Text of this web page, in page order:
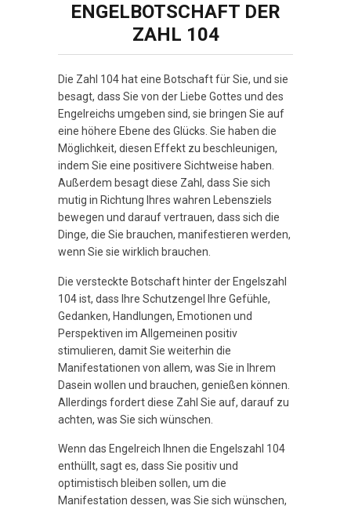
ENGELBOTSCHAFT DER
ZAHL 104
Die Zahl 104 hat eine Botschaft für Sie, und sie
besagt, dass Sie von der Liebe Gottes und des
Engelreichs umgeben sind, sie bringen Sie auf
eine höhere Ebene des Glücks. Sie haben die
Möglichkeit, diesen Effekt zu beschleunigen,
indem Sie eine positivere Sichtweise haben.
Außerdem besagt diese Zahl, dass Sie sich
mutig in Richtung Ihres wahren Lebensziels
bewegen und darauf vertrauen, dass sich die
Dinge, die Sie brauchen, manifestieren werden,
wenn Sie sie wirklich brauchen.
Die versteckte Botschaft hinter der Engelszahl
104 ist, dass Ihre Schutzengel Ihre Gefühle,
Gedanken, Handlungen, Emotionen und
Perspektiven im Allgemeinen positiv
stimulieren, damit Sie weiterhin die
Manifestationen von allem, was Sie in Ihrem
Dasein wollen und brauchen, genießen können.
Allerdings fordert diese Zahl Sie auf, darauf zu
achten, was Sie sich wünschen.
Wenn das Engelreich Ihnen die Engelszahl 104
enthüllt, sagt es, dass Sie positiv und
optimistisch bleiben sollen, um die
Manifestation dessen, was Sie sich wünschen,